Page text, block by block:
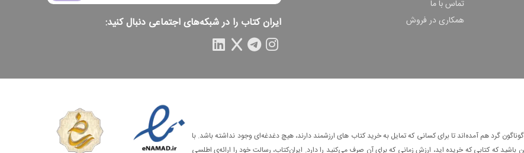
تماس با ما
همکاری در فروش
ایران کتاب را در شبکه‌های اجتماعی دنبال کنید:
گرد هم آمده‌اند تا برای کسانی که تمایل به خرید کتاب های ارزشمند دارند، هیچ دغدغه‌ای وجود نداشته باشد. با
که کتابی که خریده اید، ارزش زمانی که برای آن صرف می‌کنید را دارد. ایران‌کتاب، رسالت خود را ارائه‌ی اطلسی